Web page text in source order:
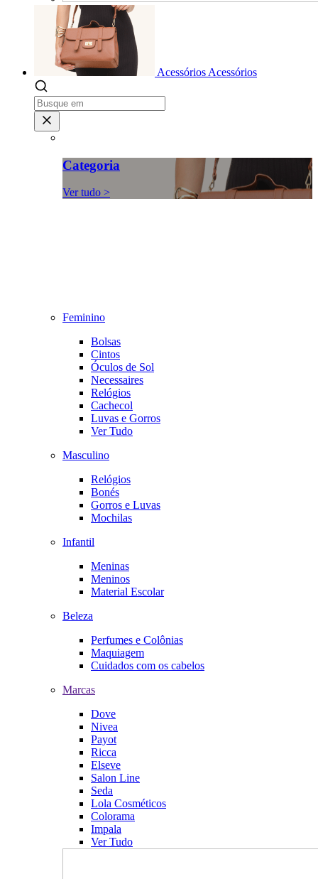
Acessórios Acessórios
Categoria
Ver tudo >
Feminino
Bolsas
Cintos
Óculos de Sol
Necessaires
Relógios
Cachecol
Luvas e Gorros
Ver Tudo
Masculino
Relógios
Bonés
Gorros e Luvas
Mochilas
Infantil
Meninas
Meninos
Material Escolar
Beleza
Perfumes e Colônias
Maquiagem
Cuidados com os cabelos
Marcas
Dove
Nivea
Payot
Ricca
Elseve
Salon Line
Seda
Lola Cosméticos
Colorama
Impala
Ver Tudo